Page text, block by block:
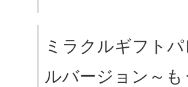
ミラクルギフト
ルバージョン～